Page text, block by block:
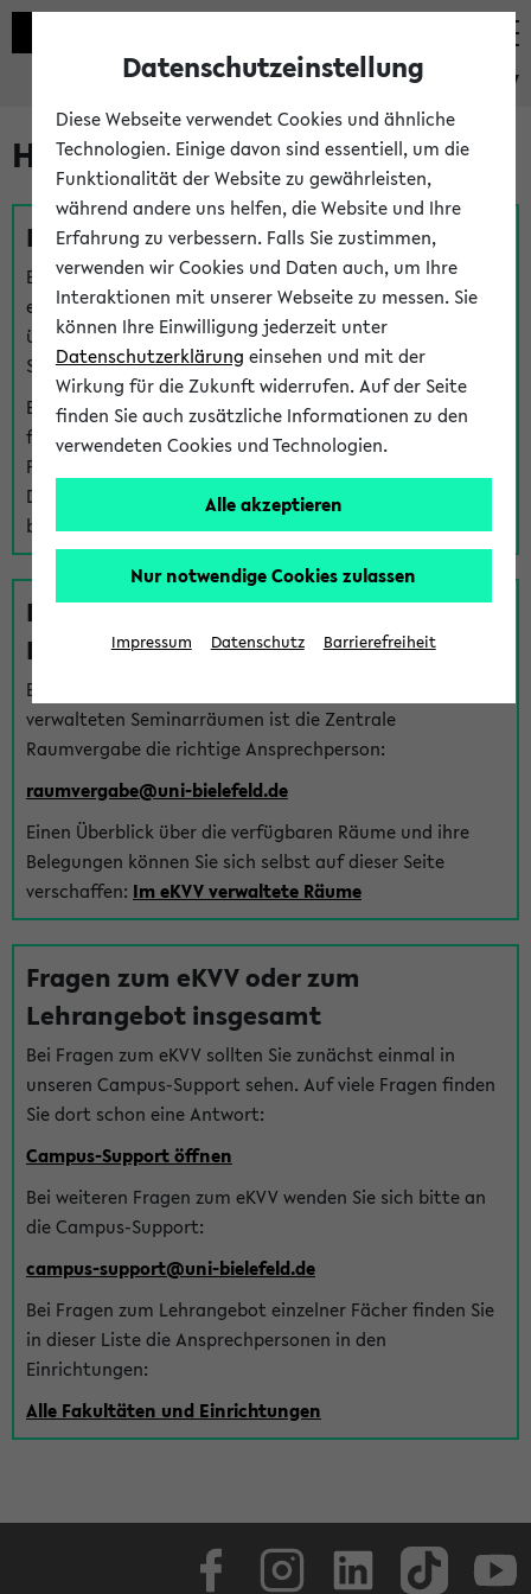
eKVV
Hilfe & Kontakt
Fragen zu einzelnen Veranstaltungen
Bei inhaltlichen und organisatorischen Fragen zu
einzelnen Veranstaltungen finden Sie Ansprechpersonen
über denFragen-Link bei jeder Veranstaltung. Der BIS
Support kann hier meist keine direkte Hilfe leisten.
Bei Veranstaltungen mit eKVV Teilnahmemanagement
finden Sie eine Auskunft über die Personen, die Ihre
Platzzuteilung im eKVV eingetragen haben, auf der
Detailseite zum Teilnahmemanagement der
betreffenden Veranstaltung.
Fragen zu im eKVV verwalteten
Räumen
Bei Fragen zur Vergabe von Hörsälen und vom eKVV
verwalteten Seminarräumen ist die Zentrale
Raumvergabe die richtige Ansprechperson:
raumvergabe@uni-bielefeld.de
Einen Überblick über die verfügbaren Räume und ihre
Belegungen können Sie sich selbst auf dieser Seite
verschaffen: Im eKVV verwaltete Räume
Fragen zum eKVV oder zum
Lehrangebot insgesamt
Bei Fragen zum eKVV sollten Sie zunächst einmal in
unseren Campus-Support sehen. Auf viele Fragen finden
Sie dort schon eine Antwort:
Campus-Support öffnen
Bei weiteren Fragen zum eKVV wenden Sie sich bitte an
die Campus-Support:
campus-support@uni-bielefeld.de
Bei Fragen zum Lehrangebot einzelner Fächer finden Sie
in dieser Liste die Ansprechpersonen in den
Einrichtungen:
Alle Fakultäten und Einrichtungen
Datenschutzeinstellung
Diese Webseite verwendet Cookies und ähnliche
Technologien. Einige davon sind essentiell, um die
Funktionalität der Website zu gewährleisten,
während andere uns helfen, die Website und Ihre
Erfahrung zu verbessern. Falls Sie zustimmen,
verwenden wir Cookies und Daten auch, um Ihre
Interaktionen mit unserer Webseite zu messen. Sie
können Ihre Einwilligung jederzeit unter
Datenschutzerklärung einsehen und mit der
Wirkung für die Zukunft widerrufen. Auf der Seite
finden Sie auch zusätzliche Informationen zu den
verwendeten Cookies und Technologien.
Alle akzeptieren
Nur notwendige Cookies zulassen
Impressum Datenschutz Barrierefreiheit